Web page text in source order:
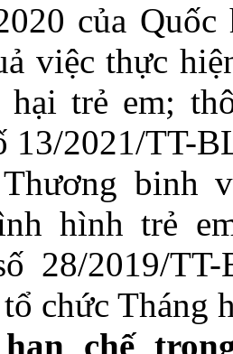
của
việc thực
hại trẻ em;
13/2021/TT-
binh
hình trẻ
28/2019/
chức Tháng
chế